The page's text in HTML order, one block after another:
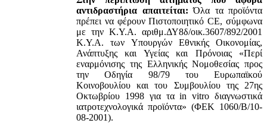
αντιδραστήρια απαιτείται: Όλα τα προϊόντα
πρέπει να φέρουν Πιστοποιητικό CE, σύμφωνα
με την Κ.Υ.Α. αριθμ.ΔΥ8δ/οικ.3607/892/2001
Κ.Υ.Α. των Υπουργών Εθνικής Οικονομίας,
Ανάπτυξης και Υγείας και Πρόνοιας «Περί
εναρμόνισης της Ελληνικής Νομοθεσίας προς
την Οδηγία 98/79 του Ευρωπαϊκού
Κοινοβουλίου και του Συμβουλίου της 27ης
Οκτωβρίου 1998 για τα in vitro διαγνωστικά
ιατροτεχνολογικά προϊόντα» (ΦΕΚ 1060/Β/10-
08-2001).